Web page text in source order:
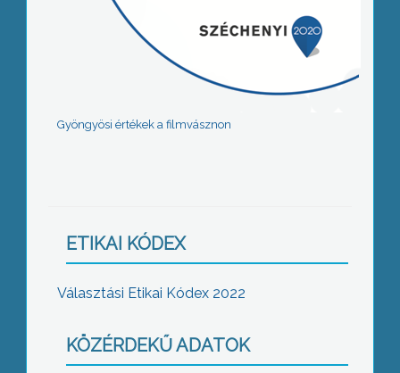
Gyöngyösi értékek a filmvásznon
ETIKAI KÓDEX
Választási Etikai Kódex 2022
KÖZÉRDEKŰ ADATOK